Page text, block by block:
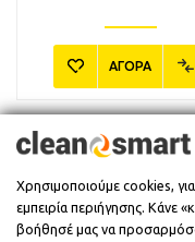
ΑΓΟΡΑ
...και
και τις
Χρησιμοποιούμε cookies,
εμπειρία περιήγησης. Κάνε
βοήθησέ μας να